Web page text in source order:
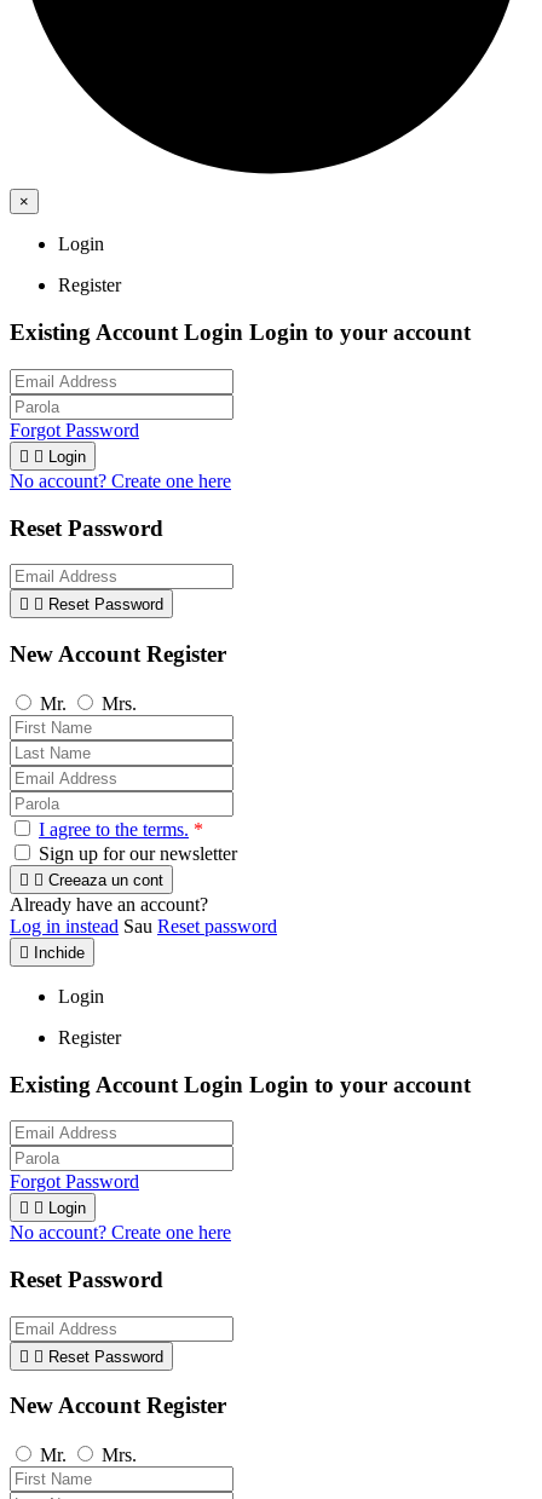
×
Login
Register
Existing Account Login Login to your account
Forgot Password
  Login
No account? Create one here
Reset Password
  Reset Password
New Account Register
Mr. Mrs.
I agree to the terms. *
Sign up for our newsletter
  Creeaza un cont
Already have an account?
Log in instead Sau Reset password
 Inchide
Login
Register
Existing Account Login Login to your account
Forgot Password
  Login
No account? Create one here
Reset Password
  Reset Password
New Account Register
Mr. Mrs.